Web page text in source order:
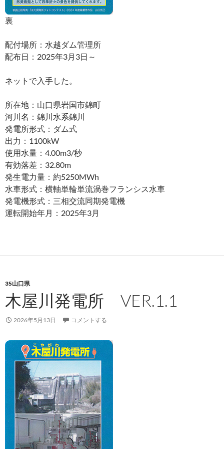
裏
配付場所：水越ダム管理所
配布日：2025年3月3日～
ネットで入手した。
所在地：山口県岩国市錦町
河川名：錦川水系錦川
発電所形式：ダム式
出力：1100kW
使用水量：4.00m3/秒
有効落差：32.80m
発生電力量：約5250MWh
水車形式：横軸単輪単流渦巻フランシス水車
発電機形式：三相交流同期発電機
運転開始年月：2025年3月
35山口県
木屋川発電所 VER.1.1
2026年5月13日 コメントする